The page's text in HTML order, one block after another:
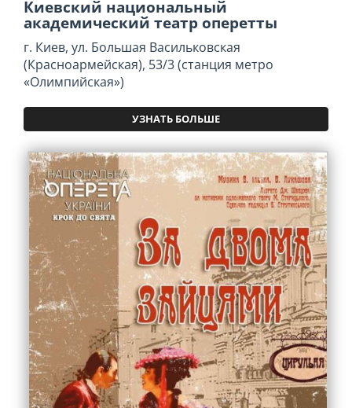
Киевский национальный
академический театр оперетты
г. Киев, ул. Большая Васильковская
(Красноармейская), 53/3 (станция метро
«Олимпийская»)
УЗНАТЬ БОЛЬШЕ